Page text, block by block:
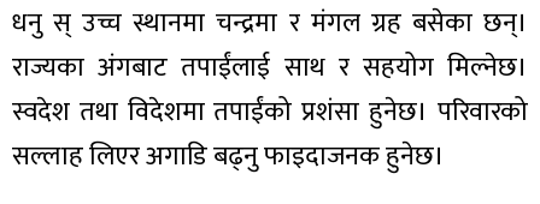
धनु स् उच्च स्थानमा चन्द्रमा र मंगल ग्रह बसेका छन्।
राज्यका अंगबाट तपाईंलाई साथ र सहयोग मिल्नेछ।
स्वदेश तथा विदेशमा तपाईंको प्रशंसा हुनेछ। परिवारको
सल्लाह लिएर अगाडि बढ्नु फाइदाजनक हुनेछ।